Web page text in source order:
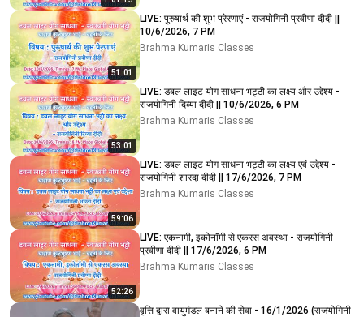
51:01
LIVE: पुरुषार्थ की शुभ प्रेरणाएं - राजयोगिनी प्रवीणा दीदी ||
10/6/2026, 7 PM
Brahma Kumaris Classes
53:01
LIVE: डबल लाइट योग साधना भट्ठी का लक्ष्य और उद्देश्य -
राजयोगिनी दिव्या दीदी || 10/6/2026, 6 PM
Brahma Kumaris Classes
59:06
LIVE: डबल लाइट योग साधना भट्ठी का लक्ष्य एवं उद्देश्य -
राजयोगिनी शारदा दीदी || 17/6/2026, 7 PM
Brahma Kumaris Classes
52:26
LIVE: एकनामी, इकोनॉमी से एकरस अवस्था - राजयोगिनी
प्रवीणा दीदी || 17/6/2026, 6 PM
Brahma Kumaris Classes
वृत्ति द्वारा वायुमंडल बनाने की सेवा - 16/1/2026 (राजयोगिनी